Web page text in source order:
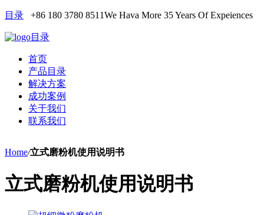
目录 +86 180 3780 8511We Hava More 35 Years Of Expeiences
目录
首页
产品目录
解决方案
成功案例
关于我们
联系我们
Home/立式磨粉机使用说明书
立式磨粉机使用说明书